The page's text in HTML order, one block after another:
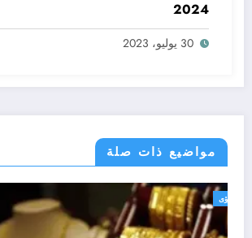
2024
30 يوليو، 2023
مواضيع ذات صلة
تفسير الاحلام والرؤى